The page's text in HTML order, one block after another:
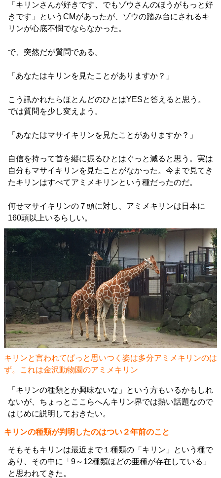
「キリンさんが好きです、でもゾウさんのほうがもっと好
きです」というCMがあったが、ゾウの踏み台にされるキ
リンが心底不憫でならなかった。
で、突然だが質問である。
「あなたはキリンを見たことがありますか？」
こう訊かれたらほとんどのひとはYESと答えると思う。
では質問を少し変えよう。
「あなたはマサイキリンを見たことがありますか？」
自信を持って首を縦に振るひとはぐっと減ると思う。実は
自分もマサイキリンを見たことがなかった。今まで見てき
たキリンはすべてアミメキリンという種だったのだ。
何せマサイキリンの７頭に対し、アミメキリンは日本に
160頭以上いるらしい。
キリンと言われてぱっと思いつく姿は多分アミメキリンのは
ず。これは金沢動物園のアミメキリン
「キリンの種類とか興味ないな」という方もいるかもしれ
ないが、ちょっとここらへんキリン界では熱い話題なので
はじめに説明しておきたい。
キリンの種類が判明したのはつい２年前のこと
そもそもキリンは最近まで１種類の「キリン」という種で
あり、その中に「9～12種類ほどの亜種が存在している」
と思われてきた。